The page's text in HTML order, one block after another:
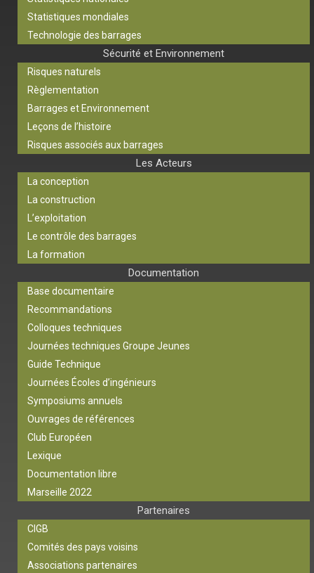
Statistiques mondiales
Technologie des barrages
Sécurité et Environnement
Risques naturels
Règlementation
Barrages et Environnement
Leçons de l’histoire
Risques associés aux barrages
Les Acteurs
La conception
La construction
L’exploitation
Le contrôle des barrages
La formation
Documentation
Base documentaire
Recommandations
Colloques techniques
Journées techniques Groupe Jeunes
Guide Technique
Journées Écoles d’ingénieurs
Symposiums annuels
Ouvrages de références
Club Européen
Lexique
Documentation libre
Marseille 2022
Partenaires
CIGB
Comités des pays voisins
Associations partenaires